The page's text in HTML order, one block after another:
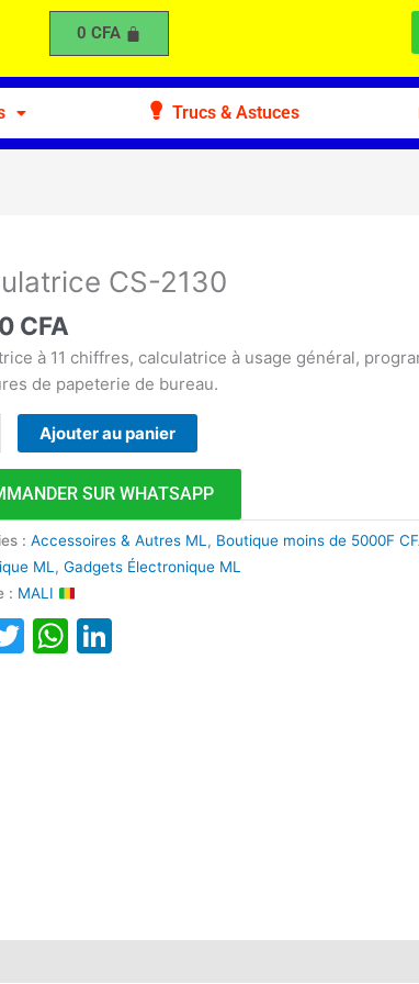
0 CFA
Trucs & Astuces
CS-2130
CFA
à 11 chiffres, calculatrice à usage général,
de papeterie de bureau.
Ajouter au panier
SUR WHATSAPP
:Accessoires & Autres ML, Boutique moins de 5000F
ML,Gadgets Électronique ML
: MALI
TwitterWhatsApp